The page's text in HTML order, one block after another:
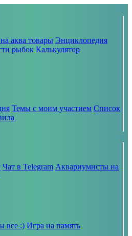
аква товары Энциклопедия
рыбок Калькулятор
Темы с моим участием Список
Чат в Telegram Аквариумисты на
все :) Игра на память